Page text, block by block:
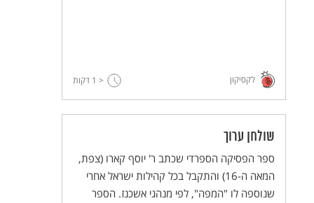
לקסיקון < 1 דקות
שולחן ערוך
ספר הפסיקה הספרדי שכתב ר' יוסף קארו (צפת,
המאה ה-16) והתקבל בכל קהילות ישראל אחרי
שנוספה לו "המפה", לפי מנהגי אשכנז. הספר